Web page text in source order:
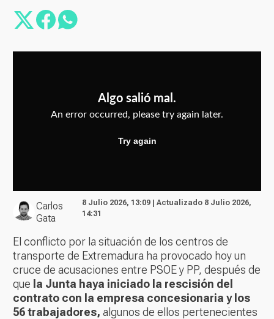
Carlos
Gata
8 Julio 2026, 13:09 | Actualizado 8 Julio 2026,
14:31
El conflicto por la situación de los centros de
transporte de Extremadura ha provocado hoy un
cruce de acusaciones entre PSOE y PP, después de
que la Junta haya iniciado la rescisión del
contrato con la empresa concesionaria y los
56 trabajadores, algunos de ellos pertenecientes